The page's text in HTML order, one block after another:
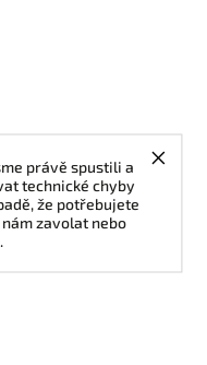
právě spustili a
technické chyby
že potřebujete
zavolat nebo